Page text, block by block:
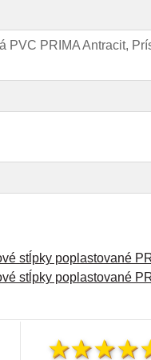
PVC PRIMA Antracit,
stĺpky poplastované
stĺpky poplastované